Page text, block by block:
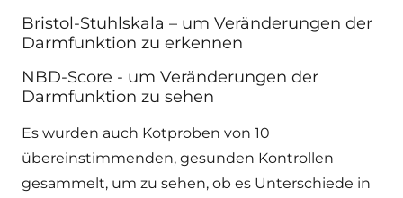
Bristol-Stuhlskala – um Veränderungen der
Darmfunktion zu erkennen
NBD-Score - um Veränderungen der
Darmfunktion zu sehen
Es wurden auch Kotproben von 10
übereinstimmenden, gesunden Kontrollen
gesammelt, um zu sehen, ob es Unterschiede in